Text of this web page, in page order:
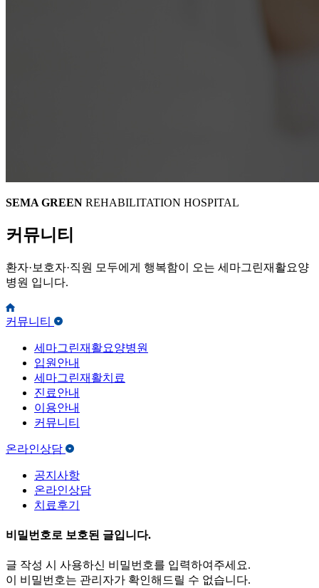
SEMA GREEN REHABILITATION HOSPITAL
커뮤니티
환자·보호자·직원 모두에게 행복함이 오는 세마그린재활요양
병원 입니다.
커뮤니티
세마그린재활요양병원
입원안내
세마그린재활치료
진료안내
이용안내
커뮤니티
온라인상담
공지사항
온라인상담
치료후기
비밀번호로 보호된 글입니다.
글 작성 시 사용하신 비밀번호를 입력하여주세요.
이 비밀번호는 관리자가 확인해드릴 수 없습니다.